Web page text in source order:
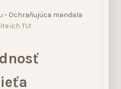
- Ochraňujúca mandala
ich TU!